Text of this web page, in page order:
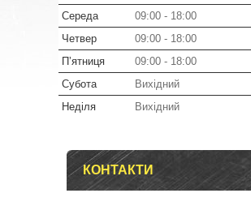
Середа
09:00
18:00
Четвер
09:00
18:00
Пʼятниця
09:00
18:00
Субота
Вихідний
Неділя
Вихідний
КОНТАКТИ